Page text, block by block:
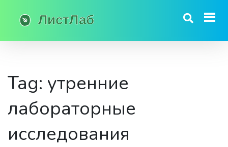
Tag: утренние
лабораторные
исследования